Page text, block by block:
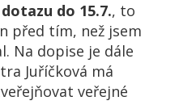
do 15.7., to
před tím, než jsem
Na dopise je dále
Juříčková má
veřejné